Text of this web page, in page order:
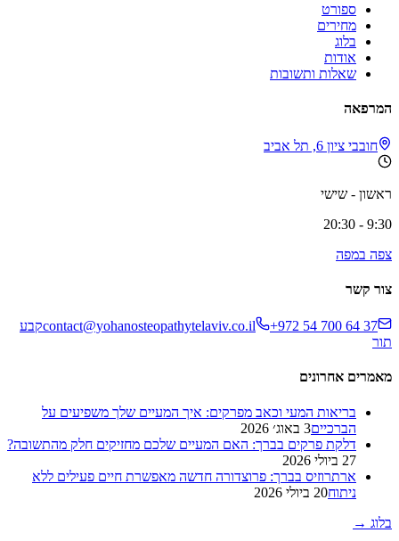
ספורט
מחירים
בלוג
אודות
שאלות ותשובות
המרפאה
חובבי ציון 6, תל אביב
ראשון - שישי
9:30 - 20:30
צפה במפה
צור קשר
contact@yohanosteopathytelaviv.co.il +972 54 700 64 37
קבע
תור
מאמרים אחרונים
בריאות המעי וכאב מפרקים: איך המעיים שלך משפיעים על
הברכיים3 באוג׳ 2026
דלקת פרקים בברך: האם המעיים שלכם מחזיקים חלק מהתשובה?
27 ביולי 2026
ארתרוזיס בברך: פרוצדורה חדשה מאפשרת חיים פעילים ללא
ניתוח20 ביולי 2026
בלוג →